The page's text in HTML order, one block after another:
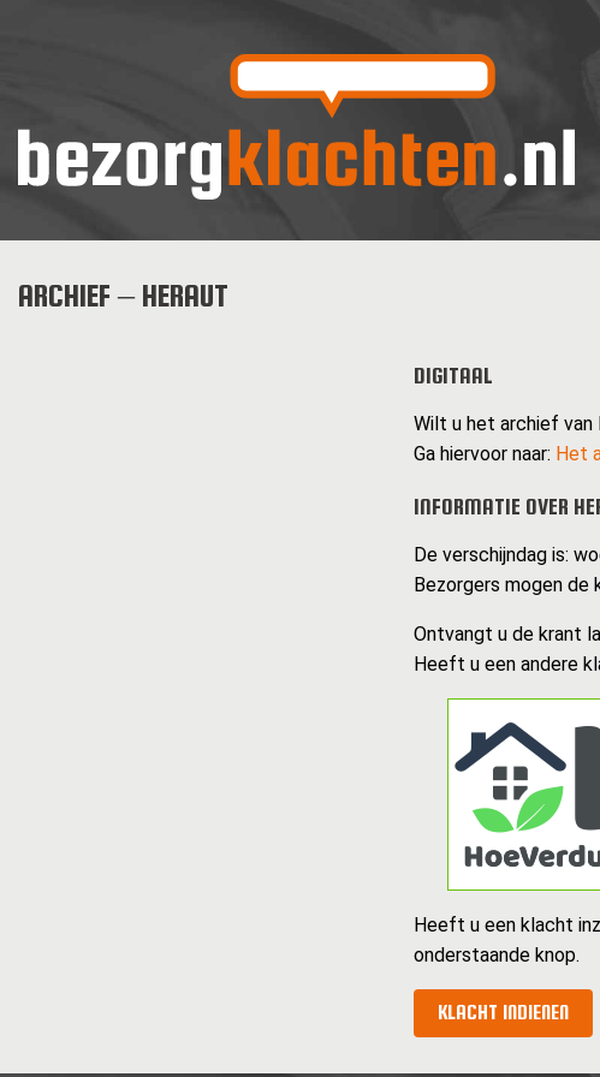
ARCHIEF – HERAUT
DIGITAAL
Wilt u het archief van
Ga hiervoor naar: Het
INFORMATIE OVER
De verschijndag is:
Bezorgers mogen de
Ontvangt u de krant
Heeft u een andere
Heeft u een klacht
onderstaande knop.
KLACHT INDIENEN